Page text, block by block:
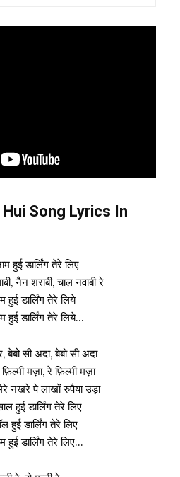
Song Lyrics In
हुई डार्लिंग तेरे लिए
नैन शराबी, चाल नवाबी रे
हुई डार्लिंग तेरे लिये
हुई डार्लिंग तेरे लिये…
बेबो सी अदा, बेबो सी अदा
मज़ा, रे फ़िल्मी मज़ा
नखरे पे लाखों रुपैया उड़ा
हुई डार्लिंग तेरे लिए
हुई डार्लिंग तेरे लिए
हुई डार्लिंग तेरे लिए…